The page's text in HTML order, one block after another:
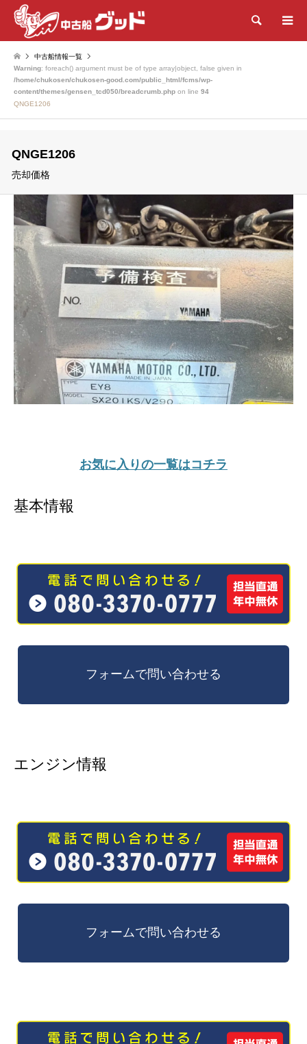
検索
中古船情報一覧
Warning: foreach() argument must be of type array|object, false given in
/home/chukosen/chukosen-good.com/public_html/fcms/wp-
content/themes/gensen_tcd050/breadcrumb.php on line 94
QNGE1206
QNGE1206
売却価格
お気に入りの一覧はコチラ
基本情報
エンジン情報